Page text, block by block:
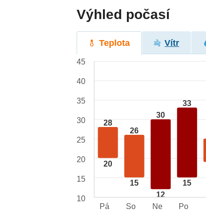
Výhled počasí
Teplota Vítr
28
20
26
15
30
12
33
15
45
40
35
30
25
20
15
10
Pá
So Ne Po